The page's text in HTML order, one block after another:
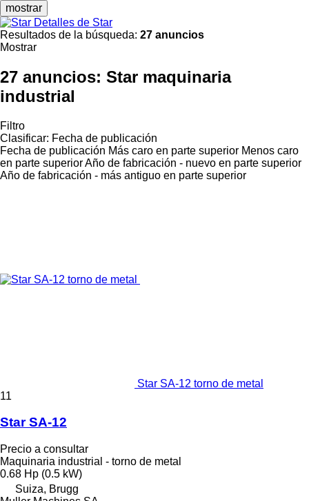
mostrar
Detalles de Star
Resultados de la búsqueda: 27 anuncios
Mostrar
27 anuncios: Star maquinaria
industrial
Filtro
Clasificar: Fecha de publicación
Fecha de publicación Más caro en parte superior Menos caro
en parte superiorAño de fabricación - nuevo en parte superior
Año de fabricación - más antiguo en parte superior
Star SA-12 torno de metal
11
Star SA-12
Precio a consultar
Maquinaria industrial - torno de metal
0.68 Hp (0.5 kW)
Suiza, Brugg